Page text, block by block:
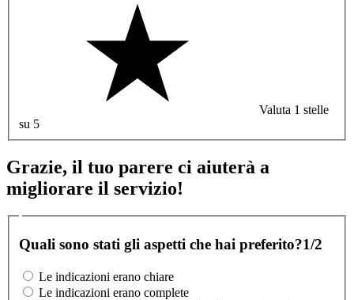
Valuta 1 stelle
su 5
Grazie, il tuo parere ci aiuterà a
migliorare il servizio!
Quali sono stati gli aspetti che hai preferito?1/2
Le indicazioni erano chiare
Le indicazioni erano complete